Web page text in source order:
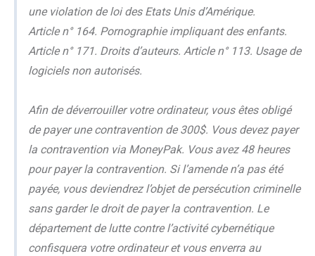
une violation de loi des Etats Unis d’Amérique.
Article n° 164. Pornographie impliquant des enfants.
Article n° 171. Droits d’auteurs. Article n° 113. Usage de
logiciels non autorisés.
Afin de déverrouiller votre ordinateur, vous êtes obligé
de payer une contravention de 300$. Vous devez payer
la contravention via MoneyPak. Vous avez 48 heures
pour payer la contravention. Si l’amende n’a pas été
payée, vous deviendrez l’objet de persécution criminelle
sans garder le droit de payer la contravention. Le
département de lutte contre l’activité cybernétique
confisquera votre ordinateur et vous enverra au